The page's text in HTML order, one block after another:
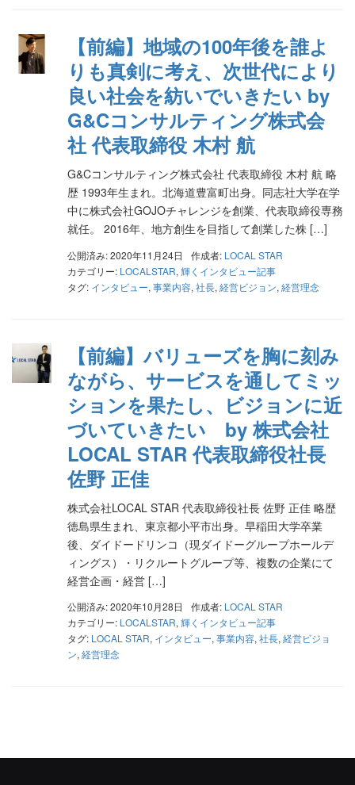
【前編】地域の100年後を誰よ
りも真剣に考え、次世代により
良い社会を紡いでいきたい by
G&Cコンサルティング株式会
社 代表取締役 木村 航
G&Cコンサルティング株式会社 代表取締役 木村 航 略
歴 1993年生まれ。北海道豊富町出身。同志社大学在学
中に株式会社GOJOチャレンジを創業、代表取締役専務
就任。 2016年、地方創生を目指して創業した株 […]
公開済み: 2020年11月24日 作成者: LOCAL STAR
カテゴリー: LOCALSTAR, 輝くインタビュー記事
タグ: インタビュー, 事業内容, 社長, 経営ビジョン, 経営理念
【前編】バリューズを胸に刻み
ながら、サービスを通してミッ
ションを果たし、ビジョンに近
づいていきたい by 株式会社
LOCAL STAR 代表取締役社長
佐野 正佳
株式会社LOCAL STAR 代表取締役社長 佐野 正佳 略歴
徳島県生まれ、東京都小平市出身。早稲田大学卒業
後、ダイドードリンコ（現ダイドーグループホールデ
ィングス）・リクルートグループ等、複数の企業にて
経営企画・経営 […]
公開済み: 2020年10月28日 作成者: LOCAL STAR
カテゴリー: LOCALSTAR, 輝くインタビュー記事
タグ: LOCAL STAR, インタビュー, 事業内容, 社長, 経営ビジョ
ン, 経営理念